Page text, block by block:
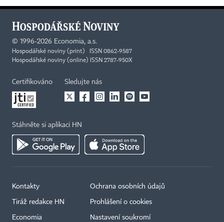
© 1996-2026 Economia, a.s.
Hospodářské noviny (print) ISSN 0862-9587
Hospodářské noviny (online) ISSN 2787-950X
Certifikováno Sledujte nás
Stáhněte si aplikaci HN
Kontakty
Tiráž redakce HN
Economia
Ochrana osobních údajů
Prohlášení o cookies
Nastavení soukromí